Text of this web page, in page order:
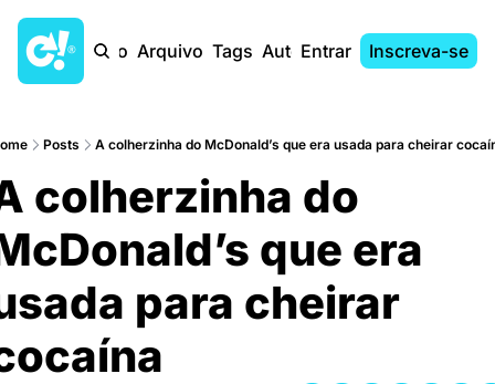
Início Arquivo Tags AutoresEntrar Inscreva-se
Posts A colherzinha do McDonald’s que era usada para cheirar
colherzinha do
que era
para cheirar